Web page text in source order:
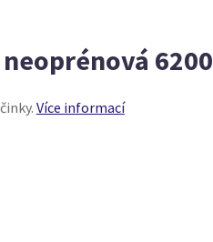
6200
Více informací